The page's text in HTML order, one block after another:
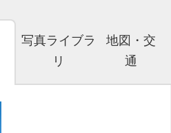
写真ライブラ
リ
地図・交
通